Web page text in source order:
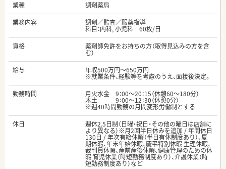
業種
調剤薬局
業務内容
調剤／監査／服薬指導
科目：内科, 小児科 60枚/日
資格
薬剤師免許をお持ちの方（取得見込みの方を含
む）
給与
年収500万円～650万円
※就業条件、経験等を考慮のうえ、面接後決定。
勤務時間
月火水金 9：00～20：15（休憩60～180分）
木土 9：00～12：30（休憩0分）
※週40時間勤務の月間変形労働制とする
休日
週休2.5日制（日曜・祝日・その他の曜日は店舗に
より異なる）※月2回半日休みを追加 / 年間休日
130日 / 年次有給休暇（半日有休制度あり）、夏
期休暇、年末年始休暇、慶弔特別休暇 生理休暇、
裁判員休暇、産前産後休暇、健康管理のための休
暇 育児休業（時短勤務制度あり）、介護休業（時
短勤務制度あり）など